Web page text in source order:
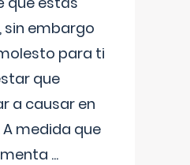
sin embargo
para ti
que
a causar en
medida que
...